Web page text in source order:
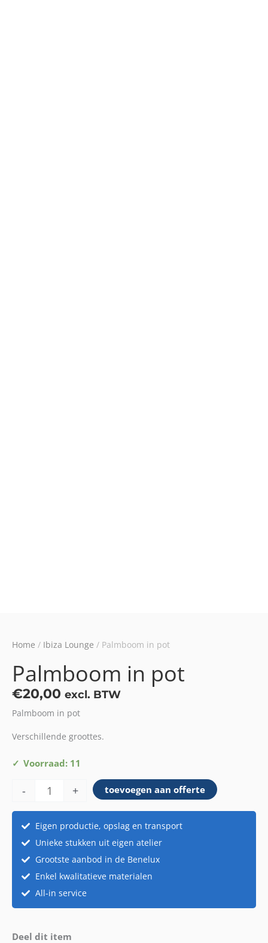
Home / Ibiza Lounge / Palmboom in pot
Palmboom in pot
€20,00 excl. BTW
Palmboom in pot
Verschillende groottes.
Voorraad: 11
-
Palmboom
pot
+ toevoegen aan offerte
Eigen productie, opslag en transport
Unieke stukken uit eigen atelier
Grootste aanbod in de Benelux
Enkel kwalitatieve materialen
All-in service
Deel dit item